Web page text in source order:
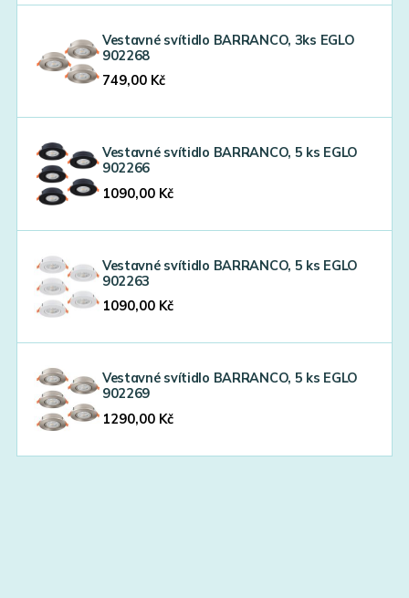
Vestavné svítidlo BARRANCO, 3ks EGLO
902268
749,00 Kč
Vestavné svítidlo BARRANCO, 5 ks EGLO
902266
1090,00 Kč
Vestavné svítidlo BARRANCO, 5 ks EGLO
902263
1090,00 Kč
Vestavné svítidlo BARRANCO, 5 ks EGLO
902269
1290,00 Kč